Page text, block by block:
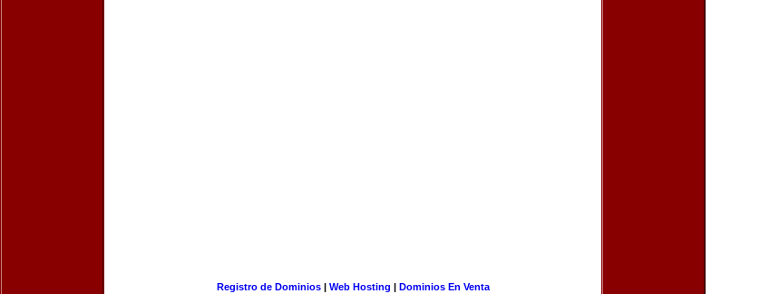
Registro de Dominios| Web Hosting | Dominios En Venta